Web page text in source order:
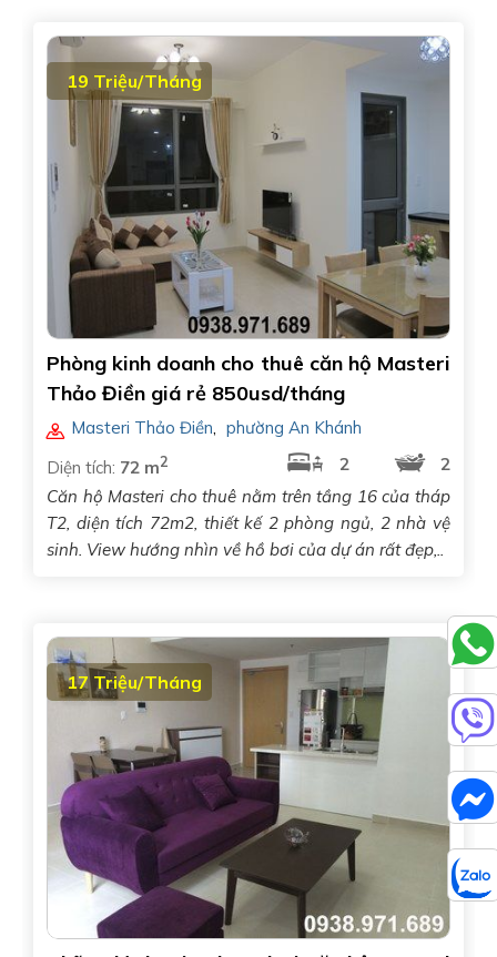
19 Triệu/Tháng
Phòng kinh doanh cho thuê căn hộ Masteri
Thảo Điền giá rẻ 850usd/tháng
Masteri Thảo Điền
phường An Khánh
Diện tích: 72 m2 2
2
Căn hộ Masteri cho thuê nằm trên tầng 16 của tháp
T2, diện tích 72m2, thiết kế 2 phòng ngủ, 2 nhà vệ
sinh. View hướng nhìn về hồ bơi của dự án rất đẹp,..
17 Triệu/Tháng